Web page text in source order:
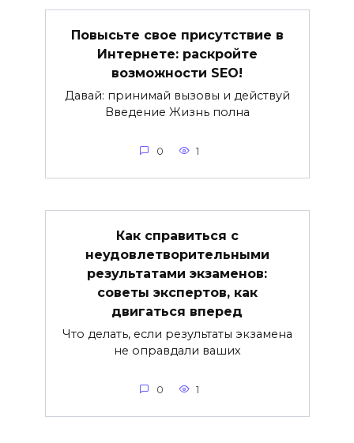
Повысьте свое присутствие в
Интернете: раскройте
возможности SEO!
Давай: принимай вызовы и действуй
Введение Жизнь полна
0 1
Как справиться с
неудовлетворительными
результатами экзаменов:
советы экспертов, как
двигаться вперед
Что делать, если результаты экзамена
не оправдали ваших
0 1